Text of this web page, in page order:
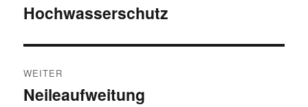
Vorheriger
Hochwasserschutz
WEITER
Nächster
Neileaufweitung